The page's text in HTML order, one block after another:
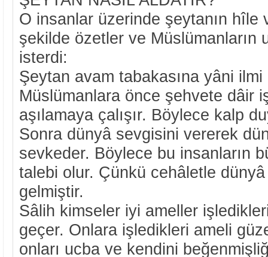
O insanlar üzerinde şeytanın hîle
şekilde özetler ve Müslümanların
isterdi:
Şeytan avam tabakasına yâni
Müslümanlara önce şehvete dâir
aşılamaya çalışır. Böylece kalp
Sonra dünyâ sevgisini vererek
sevkeder. Böylece bu insanların
talebi olur. Çünkü cehâletle
gelmiştir.
Sâlih kimseler iyi ameller
geçer. Onlara işledikleri ameli
onları ucba ve kendini